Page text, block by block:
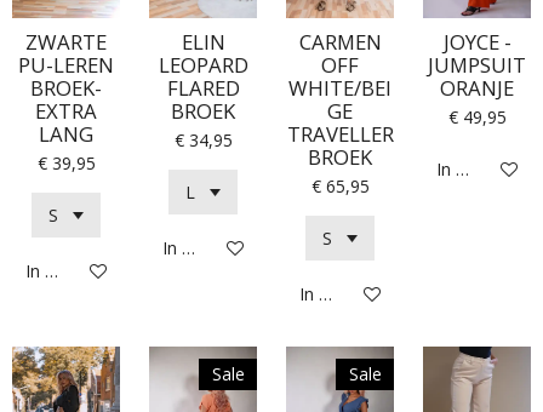
ZWARTE
PU-LEREN
BROEK-
EXTRA
LANG
€ 39,95
In winkelwagen
ELIN
LEOPARD
FLARED
BROEK
€ 34,95
In winkelwagen
CARMEN
OFF
WHITE/BEI
GE
TRAVELLER
BROEK
€ 65,95
In winkelwagen
JOYCE -
JUMPSUIT
ORANJE
€ 49,95
In
Sale Sale